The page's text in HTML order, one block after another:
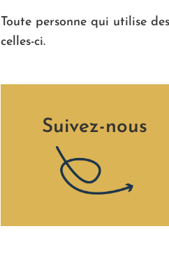
Toute personne qui utilise
celles-ci.
Suivez-nous